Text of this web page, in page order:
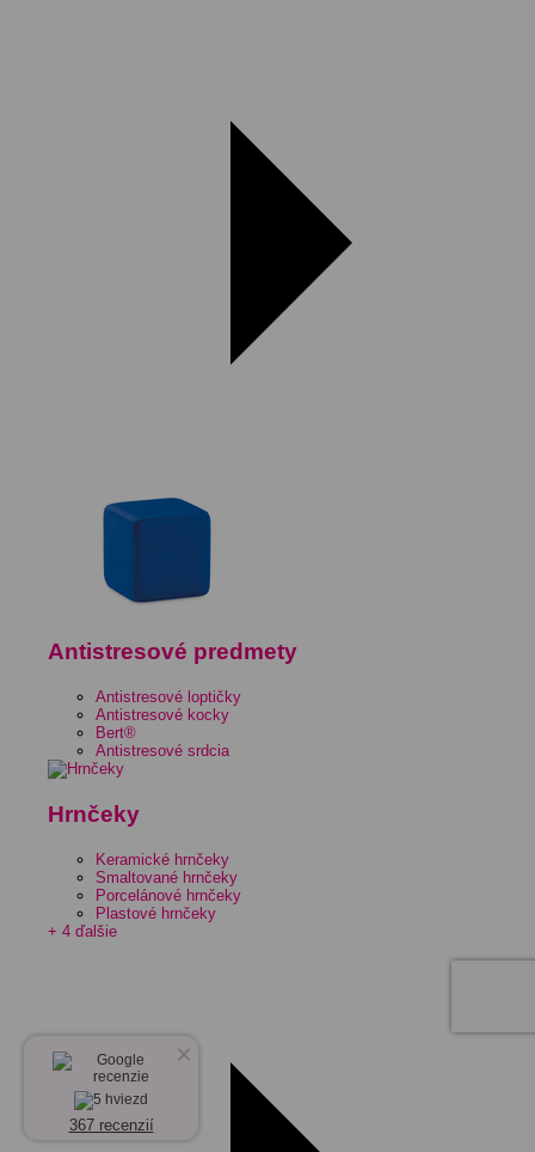
Antistresové predmety
Antistresové loptičky
Antistresové kocky
Bert®
Antistresové srdcia
Hrnčeky
Keramické hrnčeky
Smaltované hrnčeky
Porcelánové hrnčeky
Plastové hrnčeky
+ 4 ďalšie
×
367 recenzií